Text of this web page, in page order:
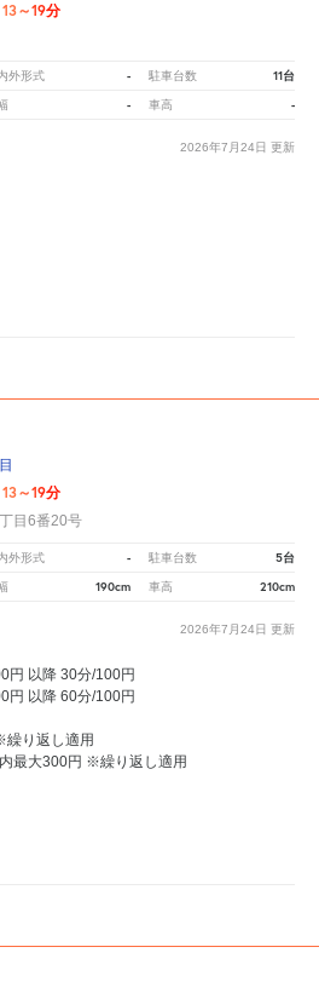
13～19分
外形式 - 駐車台数 11台
- 車高 -
2026年7月24日 更新
13～19分
目6番20号
外形式 - 駐車台数 5台
190cm 車高 210cm
2026年7月24日 更新
円 以降 30分/100円
円 以降 60分/100円
り返し適用
最大300円 ※繰り返し適用